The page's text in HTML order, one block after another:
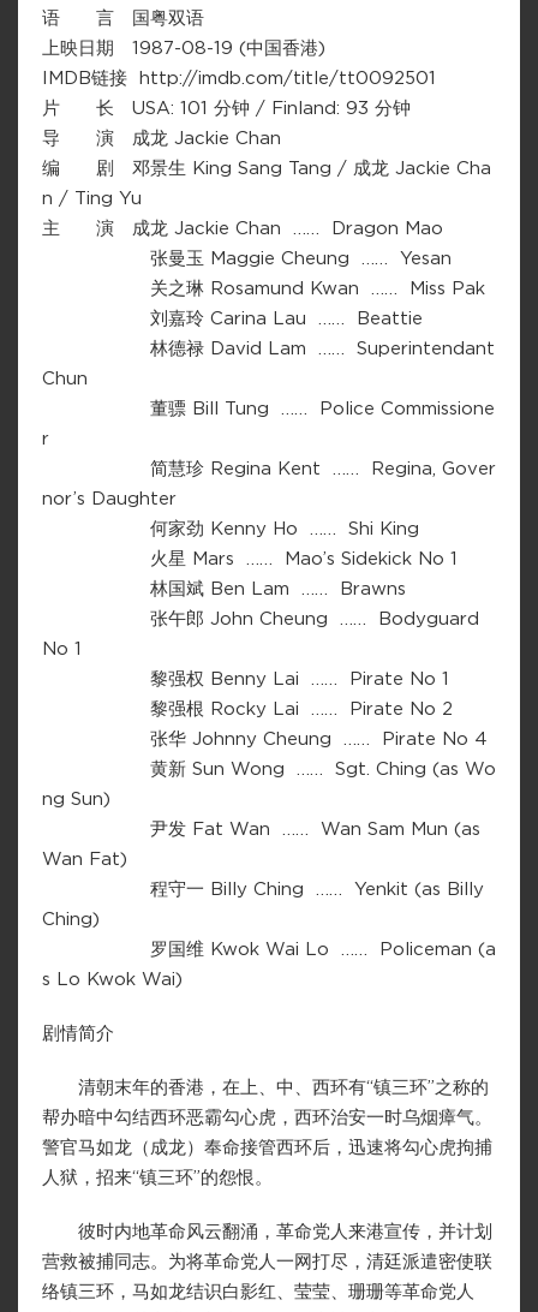
语 言 国粤双语
上映日期 1987-08-19 (中国香港)
IMDB链接 http://imdb.com/title/tt0092501
片 长 USA: 101 分钟 / Finland: 93 分钟
导 演 成龙 Jackie Chan
编 剧 邓景生 King Sang Tang / 成龙 Jackie Cha
n / Ting Yu
主 演 成龙 Jackie Chan …… Dragon Mao
张曼玉 Maggie Cheung …… Yesan
关之琳 Rosamund Kwan …… Miss Pak
刘嘉玲 Carina Lau …… Beattie
林德禄 David Lam …… Superintendant
Chun
董骠 Bill Tung …… Police Commissione
r
简慧珍 Regina Kent …… Regina, Gover
nor’s Daughter
何家劲 Kenny Ho …… Shi King
火星 Mars …… Mao’s Sidekick No 1
林国斌 Ben Lam …… Brawns
张午郎 John Cheung …… Bodyguard
No 1
黎强权 Benny Lai …… Pirate No 1
黎强根 Rocky Lai …… Pirate No 2
张华 Johnny Cheung …… Pirate No 4
黄新 Sun Wong …… Sgt. Ching (as Wo
ng Sun)
尹发 Fat Wan …… Wan Sam Mun (as
Wan Fat)
程守一 Billy Ching …… Yenkit (as Billy
Ching)
罗国维 Kwok Wai Lo …… Policeman (a
s Lo Kwok Wai)
剧情简介
清朝末年的香港，在上、中、西环有“镇三环”之称的
帮办暗中勾结西环恶霸勾心虎，西环治安一时乌烟瘴气。
警官马如龙（成龙）奉命接管西环后，迅速将勾心虎拘捕
人狱，招来“镇三环”的怨恨。
彼时内地革命风云翻涌，革命党人来港宣传，并计划
营救被捕同志。为将革命党人一网打尽，清廷派遣密使联
络镇三环，马如龙结识白影红、莹莹、珊珊等革命党人